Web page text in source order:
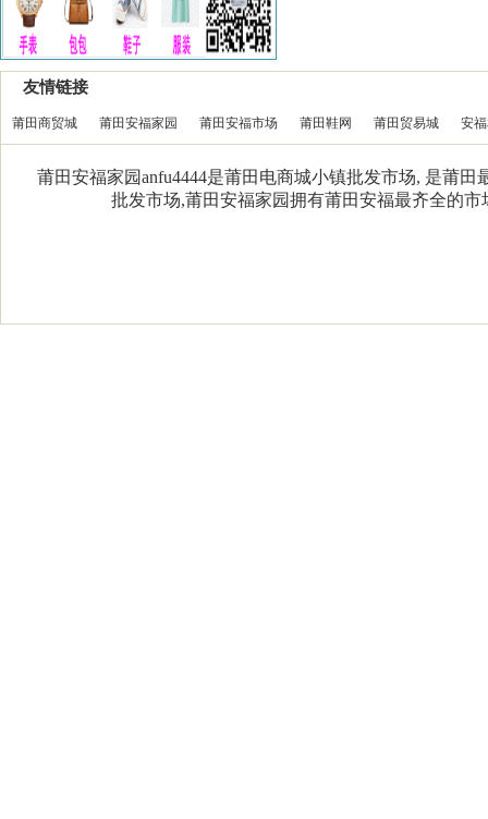
友情链接
莆田商贸城 莆田安福家园 莆田安福市场 莆田鞋网 莆田贸易城 安
莆田安福家园anfu4444是莆田电商城小镇批发市场, 是莆
批发市场,莆田安福家园拥有莆田安福最齐全的